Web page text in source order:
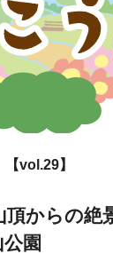
【vol.29】
頂からの絶
園